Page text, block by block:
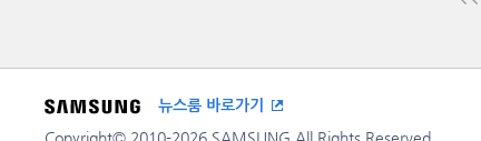
뉴스룸 바로가기